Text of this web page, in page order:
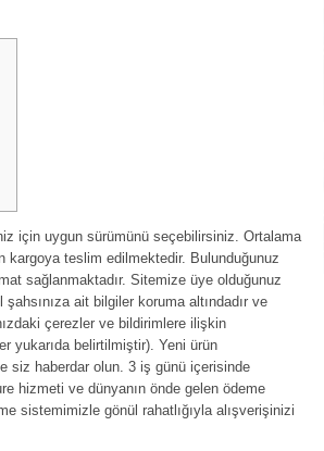
için uygun sürümünü seçebilirsiniz. Ortalama
kargoya teslim edilmektedir. Bulunduğunuz
sağlanmaktadır. Sitemize üye olduğunuz
ait bilgiler koruma altındadır ve
çerezler ve bildirimlere ilişkin
yukarıda belirtilmiştir). Yeni ürün
siz haberdar olun. 3 iş günü içerisinde
hizmeti ve dünyanın önde gelen ödeme
sistemimizle gönül rahatlığıyla alışverişinizi